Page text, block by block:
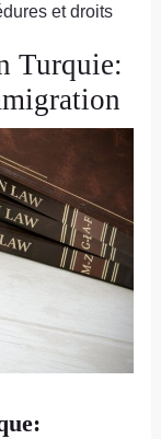
et droits
Turquie: